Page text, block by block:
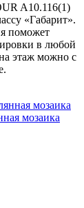
A10.116(1)
«Габарит».
поможет
в любой
этаж можно с
мозаика